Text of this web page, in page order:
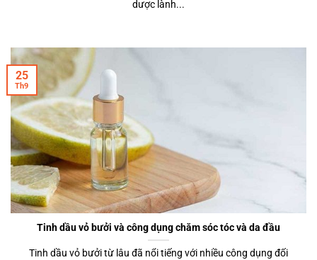
dược lành...
Tinh dầu vỏ bưởi và công dụng chăm sóc tóc và da đầu
Tinh dầu vỏ bưởi từ lâu đã nổi tiếng với nhiều công dụng đối
25
Th9